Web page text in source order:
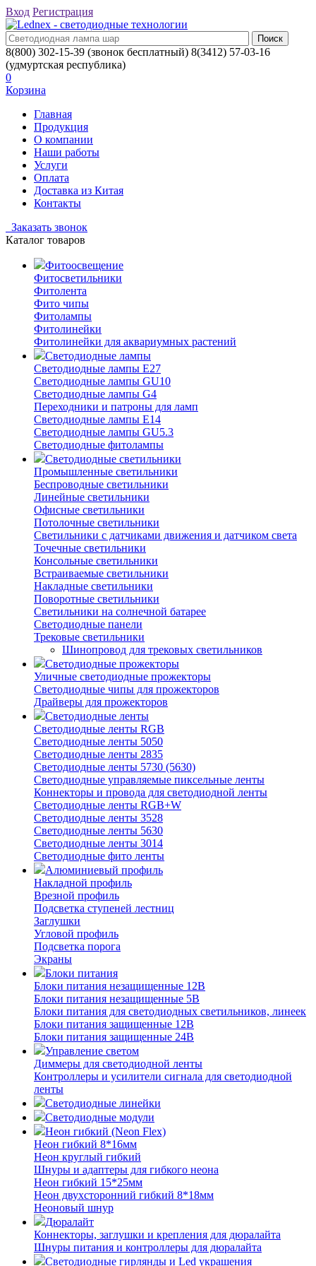
Вход Регистрация
8(800) 302-15-39 (звонок бесплатный) 8(3412) 57-03-16
(удмуртская республика)
0
Корзина
Главная
Продукция
О компании
Наши работы
Услуги
Оплата
Доставка из Китая
Контакты
Заказать звонок
Каталог товаров
Фитоосвещение
Фитосветильники
Фитолента
Фито чипы
Фитолампы
Фитолинейки
Фитолинейки для аквариумных растений
Светодиодные лампы
Светодиодные лампы E27
Светодиодные лампы GU10
Светодиодные лампы G4
Переходники и патроны для ламп
Светодиодные лампы E14
Светодиодные лампы GU5.3
Светодиодные фитолампы
Светодиодные светильники
Промышленные светильники
Беспроводные светильники
Линейные светильники
Офисные светильники
Потолочные светильники
Светильники с датчиками движения и датчиком света
Точечные светильники
Консольные светильники
Встраиваемые светильники
Накладные светильники
Поворотные светильники
Светильники на солнечной батарее
Светодиодные панели
Трековые светильники
Шинопровод для трековых светильников
Светодиодные прожекторы
Уличные светодиодные прожекторы
Светодиодные чипы для прожекторов
Драйверы для прожекторов
Светодиодные ленты
Светодиодные ленты RGB
Светодиодные ленты 5050
Светодиодные ленты 2835
Светодиодные ленты 5730 (5630)
Светодиодные управляемые пиксельные ленты
Коннекторы и провода для светодиодной ленты
Светодиодные ленты RGB+W
Светодиодные ленты 3528
Светодиодные ленты 5630
Светодиодные ленты 3014
Светодиодные фито ленты
Алюминиевый профиль
Накладной профиль
Врезной профиль
Подсветка ступеней лестниц
Заглушки
Угловой профиль
Подсветка порога
Экраны
Блоки питания
Блоки питания незащищенные 12В
Блоки питания незащищенные 5В
Блоки питания для светодиодных светильников, линеек
Блоки питания защищенные 12В
Блоки питания защищенные 24В
Управление светом
Диммеры для светодиодной ленты
Контроллеры и усилители сигнала для светодиодной
ленты
Светодиодные линейки
Светодиодные модули
Неон гибкий (Neon Flex)
Неон гибкий 8*16мм
Неон круглый гибкий
Шнуры и адаптеры для гибкого неона
Неон гибкий 15*25мм
Неон двухсторонний гибкий 8*18мм
Неоновый шнур
Дюралайт
Коннекторы, заглушки и крепления для дюралайта
Шнуры питания и контроллеры для дюралайта
Светодиодные гирлянды и Led украшения